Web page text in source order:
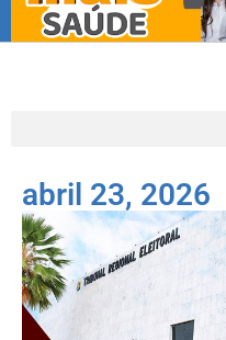
abril 23, 2026